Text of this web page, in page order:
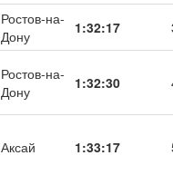
Ростов-на-
Дону
1:32:17
Ростов-на-
Дону
1:32:30
Аксай 1:33:17